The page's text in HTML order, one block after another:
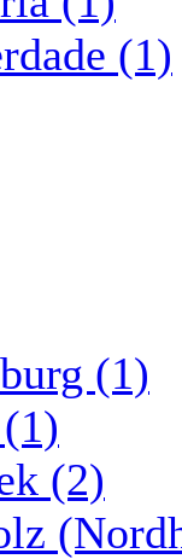
(1)
(1)
(2)